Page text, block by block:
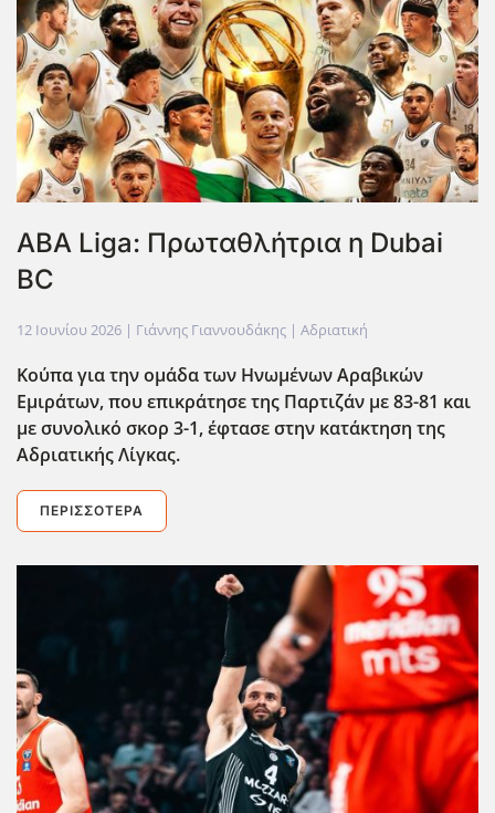
ABA Liga: Πρωταθλήτρια η Dubai
BC
12 Ιουνίου 2026 | Γιάννης Γιαννουδάκης | Αδριατική
Κούπα για την ομάδα των Ηνωμένων Αραβικών
Εμιράτων, που επικράτησε της Παρτιζάν με 83-81 και
με συνολικό σκορ 3-1, έφτασε στην κατάκτηση της
Αδριατικής Λίγκας.
ΠΕΡΙΣΣΌΤΕΡΑ